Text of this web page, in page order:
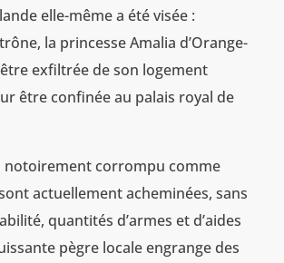
elle-même a été visée :
la princesse Amalia d’Orange-
exfiltrée de son logement
être confinée au palais royal de
notoirement corrompu comme
actuellement acheminées, sans
quantités d’armes et d’aides
pègre locale engrange des